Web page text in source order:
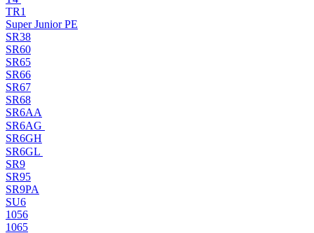
TR1
Super Junior PE
SR38
SR60
SR65
SR66
SR67
SR68
SR6AA
SR6AG
SR6GH
SR6GL
SR9
SR95
SR9PA
SU6
1056
1065